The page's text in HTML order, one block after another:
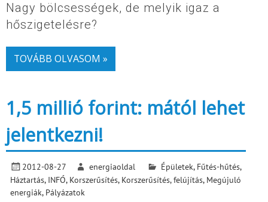
Nagy bölcsességek, de melyik igaz a
hőszigetelésre?
TOVÁBB OLVASOM »
1,5 millió forint: mától lehet
jelentkezni!
2012-08-27 energiaoldal Épületek, Fűtés-hűtés,
Háztartás, INFÓ, Korszerűsítés, Korszerűsítés, felújítás, Megújuló
energiák, Pályázatok